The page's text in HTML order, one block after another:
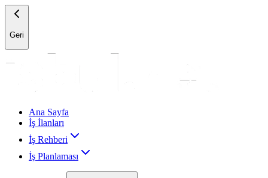
Geri
Ana Sayfa
İş İlanları
İş Rehberi
İş Planlaması